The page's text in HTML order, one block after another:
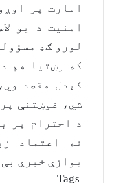
امارت پر
امنیت د یو
لورو ګډ
که رښتیا هم
کېدل مقصد
شي، غوښتنې
د احترام پر
نه اعتماد
یوازې خبرې